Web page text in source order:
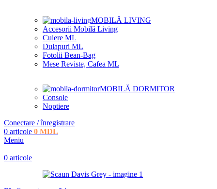
MOBILĂ LIVING
Accesorii Mobilă Living
Cuiere ML
Dulapuri ML
Fotolii Bean-Bag
Mese Reviste, Cafea ML
MOBILĂ DORMITOR
Console
Noptiere
Conectare / înregistrare
0 articole 0 MDL
Meniu
0 articole